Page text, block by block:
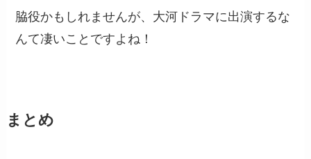
脇役かもしれませんが、大河ドラマに出演するな
んて凄いことですよね！
まとめ